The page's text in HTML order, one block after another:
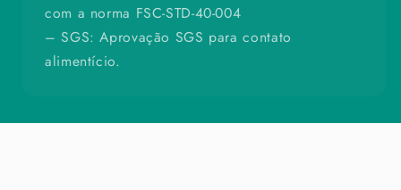
com a norma FSC-STD-40-004
– SGS: Aprovação SGS para contato
alimentício.